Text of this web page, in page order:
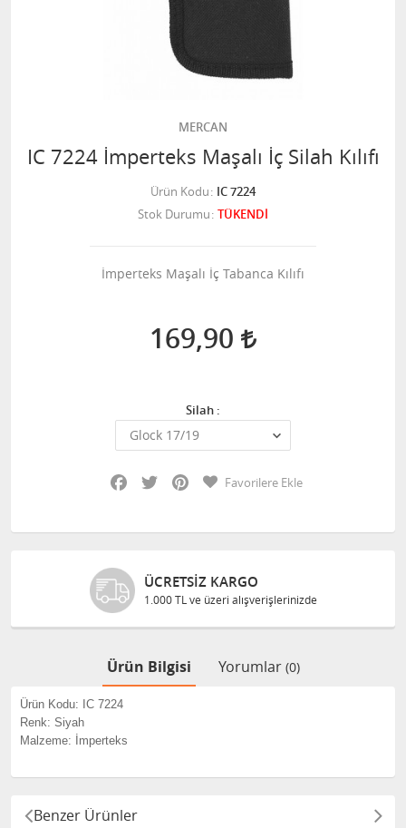
MERCAN
IC 7224 İmperteks Maşalı İç Silah Kılıfı
Ürün Kodu IC 7224
Stok Durumu TÜKENDİ
İmperteks Maşalı İç Tabanca Kılıfı
169,90
Silah :
Facebook
Twitter PinterestFavorilere Ekle
ÜCRETSIZ KARGO
1.000 TL ve üzeri alışverişlerinizde
Ürün Bilgisi Yorumlar (0)
Ürün Kodu: IC 7224
Renk: Siyah
Malzeme: İmperteks
Benzer Ürünler